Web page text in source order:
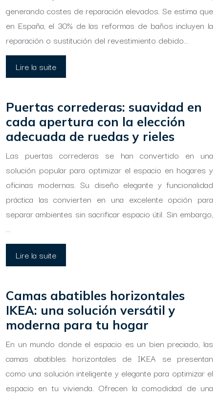
generando costes de reparación elevados. Se estima que
en España, el 30% de las reformas de baños incluyen la
reparación o sustitución del revestimiento debido…
Lire la suite
Puertas correderas: suavidad en
cada apertura con la elección
adecuada de ruedas y rieles
Las puertas correderas se han convertido en una
solución popular para optimizar el espacio en hogares y
oficinas modernas. Su diseño elegante y funcionalidad
práctica las convierten en una excelente opción para
separar ambientes sin sacrificar espacio útil. Sin embargo,
…
Lire la suite
Camas abatibles horizontales
IKEA: una solución versátil y
moderna para tu hogar
En un mundo donde el espacio es un bien preciado, las
camas abatibles horizontales de IKEA se presentan
como una solución inteligente y elegante para optimizar el
espacio en tu vivienda. Ofrecen la comodidad de una